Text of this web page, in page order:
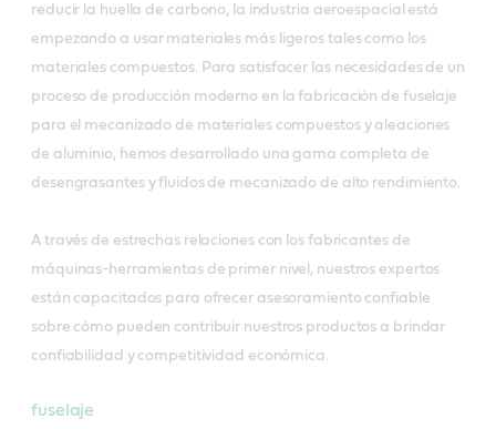
reducir la huella de carbono, la industria aeroespacial está
empezando a usar materiales más ligeros tales como los
materiales compuestos. Para satisfacer las necesidades de un
proceso de producción moderno en la fabricación de fuselaje
para el mecanizado de materiales compuestos y aleaciones
de aluminio, hemos desarrollado una gama completa de
desengrasantes y fluidos de mecanizado de alto rendimiento.
A través de estrechas relaciones con los fabricantes de
máquinas-herramientas de primer nivel, nuestros expertos
están capacitados para ofrecer asesoramiento confiable
sobre cómo pueden contribuir nuestros productos a brindar
confiabilidad y competitividad económica.
fuselaje